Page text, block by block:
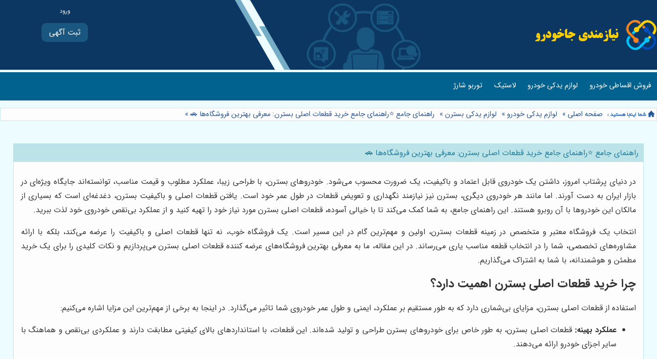
ثبت آگهی
فروش اقساطی خودرو لوازم یدکی خودرو لاستیک توربو شارژ
صفحه اصلی » لوازم یدکی خودرو » لوازم یدکی بسترن » راهنمای جامع ⭐️راهنمای جامع خرید قطعات اصلی بسترن: معرفی بهترین فروشگاه‌ها 🚗»
راهنمای جامع ⭐️راهنمای جامع خرید قطعات اصلی بسترن: معرفی بهترین فروشگاه‌ها 🚗
در دنیای پرشتاب امروز، داشتن یک خودروی قابل اعتماد و باکیفیت، یک ضرورت محسوب می‌شود. خودروهای بسترن، با طراحی زیبا، عملکرد مطلوب و قیمت مناسب، توانسته‌اند جایگاه ویژه‌ای در
بازار ایران به دست آورند. اما مانند هر خودروی دیگری، بسترن نیز نیازمند نگهداری و تعویض قطعات در طول عمر خود است. یافتن قطعات اصلی و باکیفیت بسترن، دغدغه‌ای است که بسیاری از
مالکان این خودروها با آن روبرو هستند. این راهنمای جامع، به شما کمک می‌کند تا با خیالی آسوده، قطعات اصلی بسترن مورد نیاز خود را تهیه کنید و از عملکرد بی‌نقص خودروی خود لذت ببرید.
انتخاب یک فروشگاه معتبر و متخصص در زمینه قطعات بسترن، اولین و مهم‌ترین گام در این مسیر است. یک فروشگاه خوب، نه تنها قطعات اصلی و باکیفیت را عرضه می‌کند، بلکه با ارائه
مشاوره‌های تخصصی، شما را در انتخاب قطعه مناسب یاری می‌رساند. در این مقاله، ما به معرفی بهترین فروشگاه‌های عرضه کننده قطعات اصلی بسترن می‌پردازیم و نکات کلیدی را برای یک خرید
مطمئن و هوشمندانه، با شما به اشتراک می‌گذاریم.
چرا خرید قطعات اصلی بسترن اهمیت دارد؟
استفاده از قطعات اصلی بسترن، مزایای بی‌شماری دارد که به طور مستقیم بر عملکرد، ایمنی و طول عمر خودروی شما تاثیر می‌گذارد. در اینجا به برخی از مهم‌ترین این مزایا اشاره می‌کنیم:
عملکرد بهینه: قطعات اصلی بسترن، به طور خاص برای خودروهای بسترن طراحی و تولید شده‌اند. این قطعات، با استانداردهای بالای کیفیتی مطابقت دارند و عملکردی بی‌نقص و هماهنگ با
سایر اجزای خودرو ارائه می‌دهند.